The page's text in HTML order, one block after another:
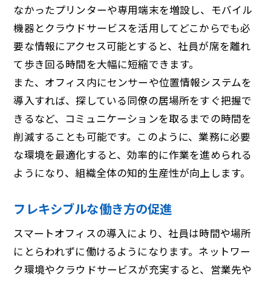
なかったプリンターや専用端末を増設し、モバイル
機器とクラウドサービスを活用してどこからでも必
要な情報にアクセス可能とすると、社員が席を離れ
て歩き回る時間を大幅に短縮できます。
また、オフィス内にセンサーや位置情報システムを
導入すれば、探している同僚の居場所をすぐ把握で
きるなど、コミュニケーションを取るまでの時間を
削減することも可能です。このように、業務に必要
な環境を最適化すると、効率的に作業を進められる
ようになり、組織全体の知的生産性が向上します。
フレキシブルな働き方の促進
スマートオフィスの導入により、社員は時間や場所
にとらわれずに働けるようになります。ネットワー
ク環境やクラウドサービスが充実すると、営業先や